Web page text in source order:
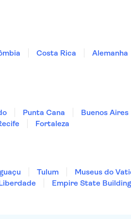
Costa Rica Alemanha
Punta Cana Buenos Aires
Fortaleza
Tulum Museus do
Empire State Building